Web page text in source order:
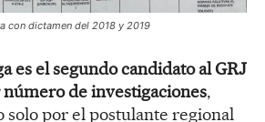
con dictamen del 2018 y 2019
es el segundo candidato al GRJ
de investigaciones,
solo por el postulante regional